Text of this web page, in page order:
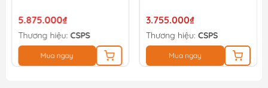
3.755.000₫
Thương hiệu: CSPS
Mua ngay
7.115.000₫
Thương hiệu: CSPS
Mua ngay